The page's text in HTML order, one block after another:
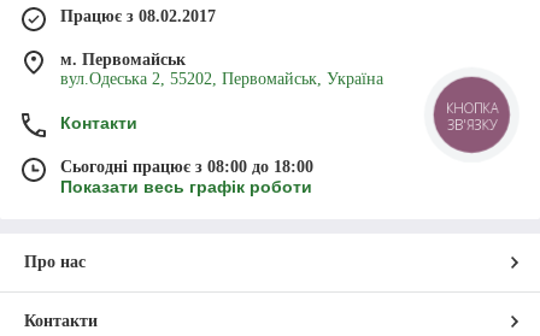
Модний сучасний дизайн, якісний крій, акуратний
зовнішній вигляд – це головні переваги моделей
нашого каталогу. До того ж наша компанія надає на
продаж товари з мінімальною націнкою. Замовляйте
термокостюм зі швидкою доставкою просто зараз!
Працює з 08.02.2017
м. Первомайськ
вул.Одеська 2, 55202, Первомайськ, Україна
Контакти
Сьогодні працює з 08:00 до 18:00
Показати весь графік роботи
Про нас
Контакти
КНОПКА
ЗВ'ЯЗКУ